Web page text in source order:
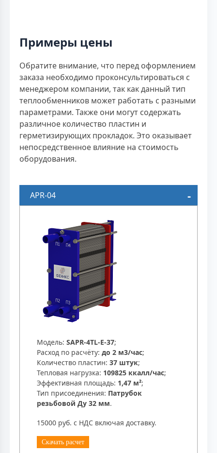
Примеры цены
Обратите внимание, что перед оформлением
заказа необходимо проконсультироваться с
менеджером компании, так как данный тип
теплообменников может работать с разными
параметрами. Также они могут содержать
различное количество пластин и
герметизирующих прокладок. Это оказывает
непосредственное влияние на стоимость
оборудования.
APR-04
Модель: SAPR-4TL-E-37;
Расход по расчёту: до 2 м3/час;
Количество пластин: 37 штук;
Тепловая нагрузка: 109825 ккалл/час;
Эффективная площадь: 1,47 м²;
Тип присоединения: Патрубок
резьбовой Ду 32 мм.
15000 руб. с НДС включая доставку.
Скачать расчет